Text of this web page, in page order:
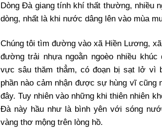
Dòng Đà giang tính khí thất thường, nhiều
dòng, nhất là khi nước dâng lên vào mùa
Chúng tôi tìm đường vào xã Hiền Lương,
đường trải nhựa ngoằn ngoèo nhiều
vực sâu thăm thẳm, có đoạn bị sạt lở vì
phần nào cảm nhận được sự hùng vĩ cũng
đây. Tuy nhiên vào những khi thiên nhiên
Đà này hầu như là bình yên với sóng
vàng thơ mộng trên lòng hồ.